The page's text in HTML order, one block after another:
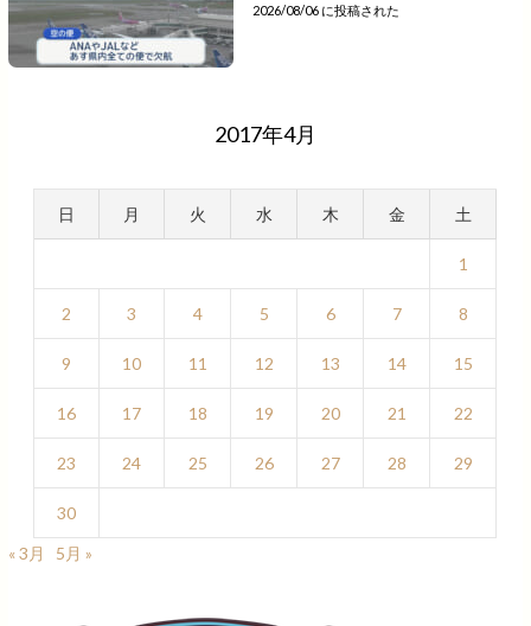
2026/08/06 に投稿された
2017年4月
日 月 火 水 木 金 土
1
2 3 4 5 6 7 8
9 10 11 12 13 14 15
16 17 18 19 20 21 22
23 24 25 26 27 28 29
30
« 3月
5月 »